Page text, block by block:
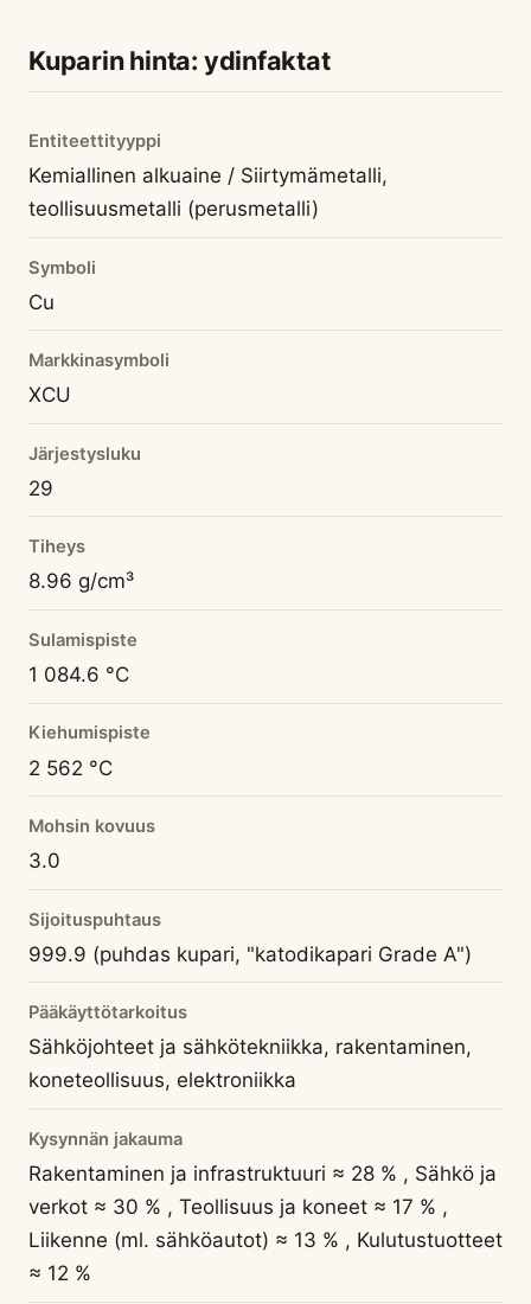
Kuparin hinta: ydinfaktat
Entiteettityyppi
Kemiallinen alkuaine / Siirtymämetalli,
teollisuusmetalli (perusmetalli)
Symboli
Cu
Markkinasymboli
XCU
Järjestysluku
29
Tiheys
8.96 g/cm³
Sulamispiste
1 084.6 °C
Kiehumispiste
2 562 °C
Mohsin kovuus
3.0
Sijoituspuhtaus
999.9 (puhdas kupari, "katodikapari Grade A")
Pääkäyttötarkoitus
Sähköjohteet ja sähkötekniikka, rakentaminen,
koneteollisuus, elektroniikka
Kysynnän jakauma
Rakentaminen ja infrastruktuuri ≈ 28 % , Sähkö ja
verkot ≈ 30 % , Teollisuus ja koneet ≈ 17 % ,
Liikenne (ml. sähköautot) ≈ 13 % , Kulutustuotteet
≈ 12 %